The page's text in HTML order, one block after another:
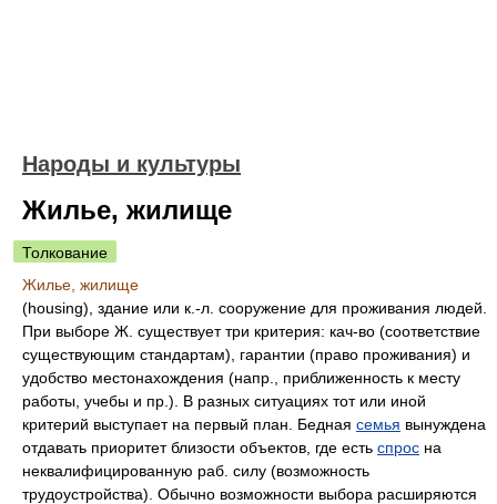
Народы и культуры
Жилье, жилище
Толкование
Жилье, жилище
(housing), здание или к.-л. сооружение для проживания людей.
При выборе Ж. существует три критерия: кач-во (соответствие
существующим стандартам), гарантии (право проживания) и
удобство местонахождения (напр., приближенность к месту
работы, учебы и пр.). В разных ситуациях тот или иной
критерий выступает на первый план. Бедная семья вынуждена
отдавать приоритет близости объектов, где есть спрос на
неквалифицированную раб. силу (возможность
трудоустройства). Обычно возможности выбора расширяются